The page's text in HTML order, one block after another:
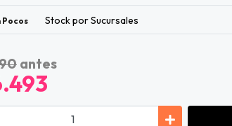
Pocos Stock por Sucursales
antes